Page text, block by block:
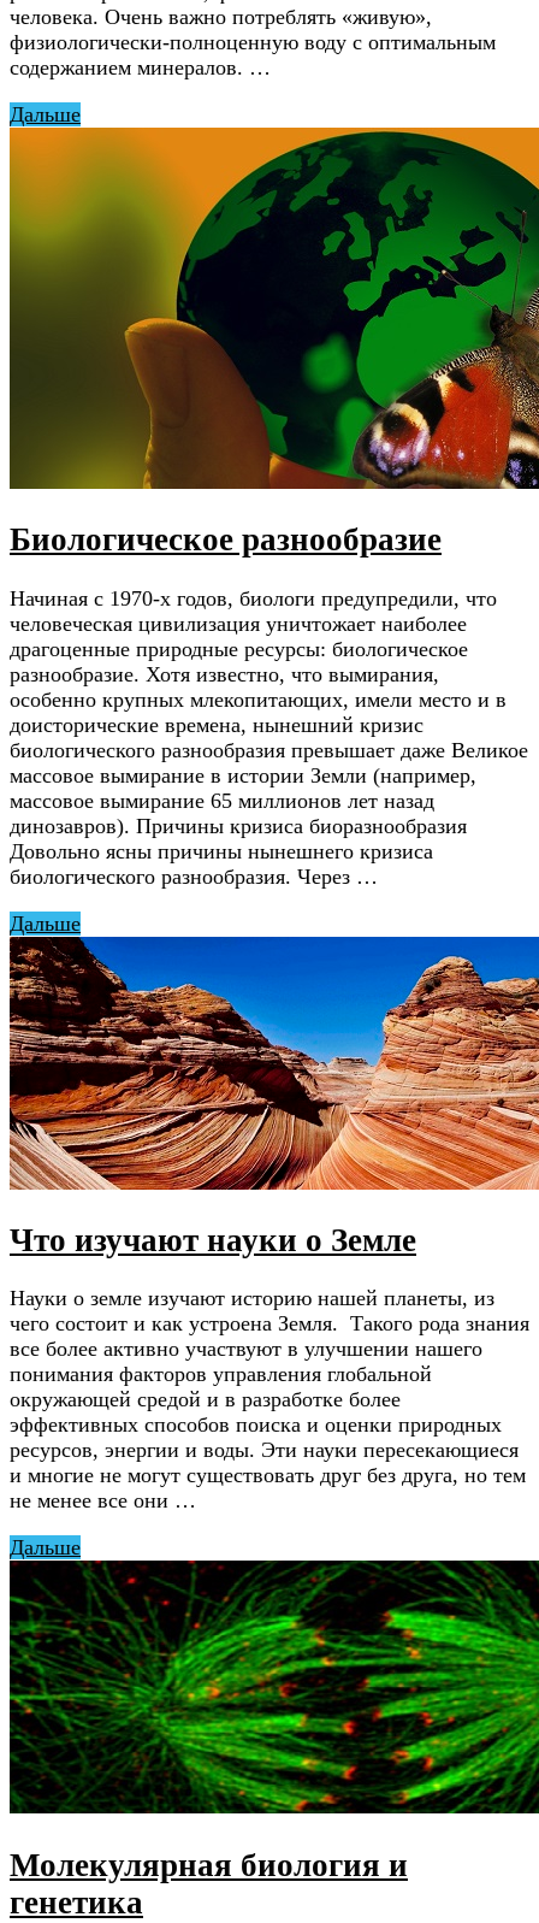
человека. Очень важно потреблять «живую»,
физиологически-полноценную воду с оптимальным
содержанием минералов. …
Дальше
Биологическое разнообразие
Начиная с 1970-х годов, биологи предупредили, что
человеческая цивилизация уничтожает наиболее
драгоценные природные ресурсы: биологическое
разнообразие. Хотя известно, что вымирания,
особенно крупных млекопитающих, имели место и в
доисторические времена, нынешний кризис
биологического разнообразия превышает даже Великое
массовое вымирание в истории Земли (например,
массовое вымирание 65 миллионов лет назад
динозавров). Причины кризиса биоразнообразия
Довольно ясны причины нынешнего кризиса
биологического разнообразия. Через …
Дальше
Что изучают науки о Земле
Науки о земле изучают историю нашей планеты, из
чего состоит и как устроена Земля. Такого рода знания
все более активно участвуют в улучшении нашего
понимания факторов управления глобальной
окружающей средой и в разработке более
эффективных способов поиска и оценки природных
ресурсов, энергии и воды. Эти науки пересекающиеся
и многие не могут существовать друг без друга, но тем
не менее все они …
Дальше
Молекулярная биология и
генетика